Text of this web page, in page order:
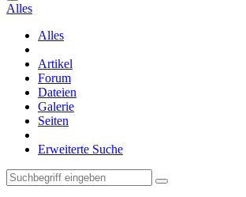
Alles
Alles
Artikel
Forum
Dateien
Galerie
Seiten
Erweiterte Suche